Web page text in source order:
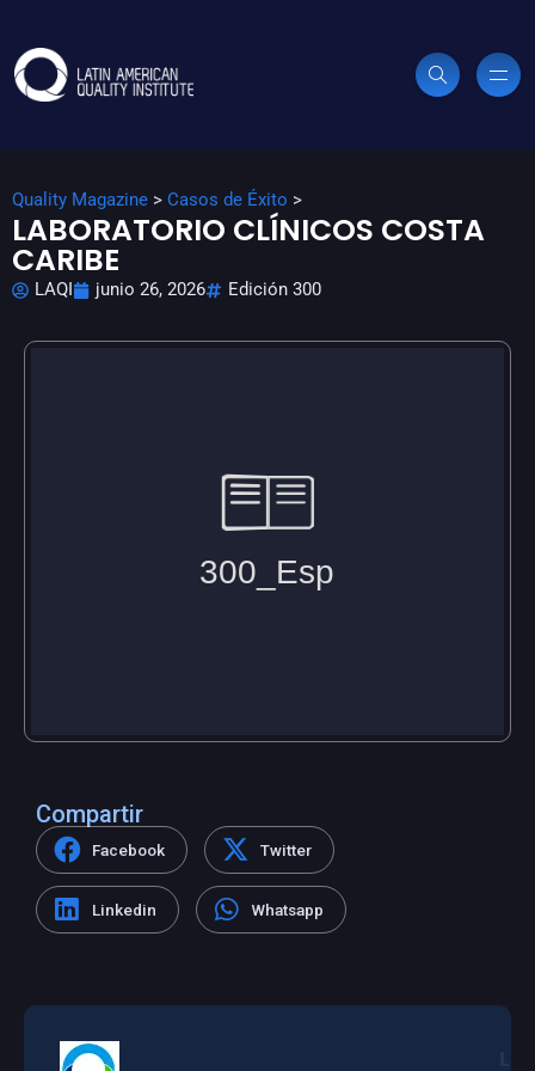
Quality Magazine > Casos de Éxito >
LABORATORIO CLÍNICOS COSTA
CARIBE
LAQI junio 26, 2026 Edición 300
Compartir
Facebook Twitter
Linkedin Whatsapp